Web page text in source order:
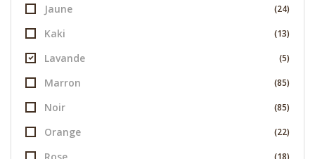
Jaune (24)
Kaki (13)
Lavande (5)
Marron (85)
Noir (85)
Orange (22)
(18)